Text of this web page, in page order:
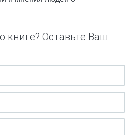
книге? Оставьте Ваш